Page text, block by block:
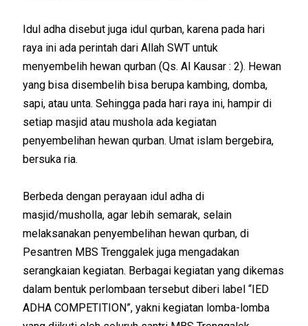
Idul adha disebut juga idul qurban, karena pada hari
raya ini ada perintah dari Allah SWT untuk
menyembelih hewan qurban (Qs. Al Kausar : 2). Hewan
yang bisa disembelih bisa berupa kambing, domba,
sapi, atau unta. Sehingga pada hari raya ini, hampir di
setiap masjid atau mushola ada kegiatan
penyembelihan hewan qurban. Umat islam bergebira,
bersuka ria.
Berbeda dengan perayaan idul adha di
masjid/musholla, agar lebih semarak, selain
melaksanakan penyembelihan hewan qurban, di
Pesantren MBS Trenggalek juga mengadakan
serangkaian kegiatan. Berbagai kegiatan yang dikemas
dalam bentuk perlombaan tersebut diberi label “IED
ADHA COMPETITION”, yakni kegiatan lomba-lomba